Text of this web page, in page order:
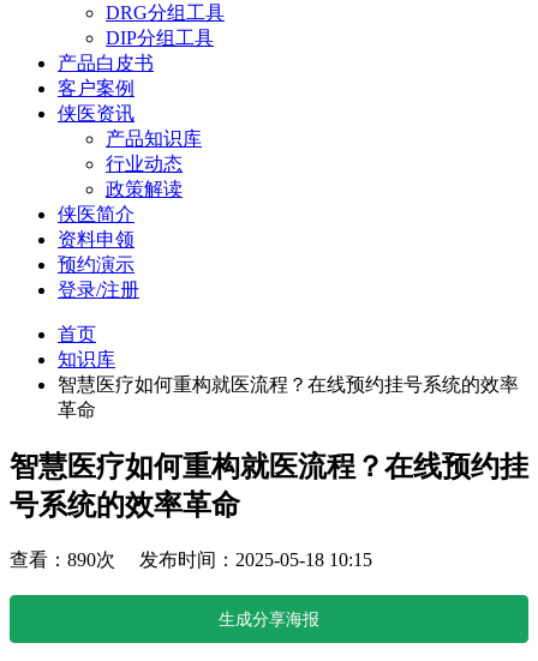
DRG分组工具
DIP分组工具
产品白皮书
客户案例
侠医资讯
产品知识库
行业动态
政策解读
侠医简介
资料申领
预约演示
登录/注册
首页
知识库
智慧医疗如何重构就医流程？在线预约挂号系统的效率
革命
智慧医疗如何重构就医流程？在线预约挂
号系统的效率革命
查看：890次 发布时间：2025-05-18 10:15
生成分享海报